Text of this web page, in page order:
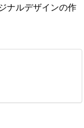
ナルデザインの作